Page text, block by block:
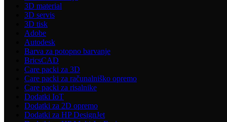
3D material
3D servis
3D tisk
Adobe
Autodesk
Barva za potopno barvanje
BricsCAD
Care packi za 3D
Care packi za računalniško opremo
Care packi za risalnike
Dodatki IoT
Dodatki za 2D opremo
Dodatki za HP DesignJet